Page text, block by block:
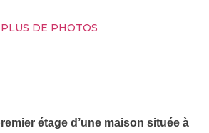
PLUS DE PHOTOS
étage d’une maison située à